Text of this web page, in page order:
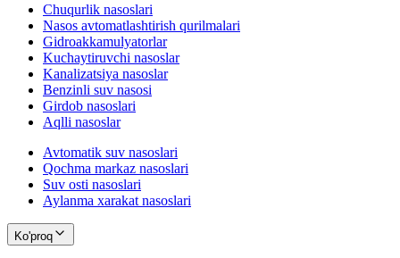
Chuqurlik nasoslari
Nasos avtomatlashtirish qurilmalari
Gidroakkamulyatorlar
Kuchaytiruvchi nasoslar
Kanalizatsiya nasoslar
Benzinli suv nasosi
Girdob nasoslari
Aqlli nasoslar
Avtomatik suv nasoslari
Qochma markaz nasoslari
Suv osti nasoslari
Aylanma xarakat nasoslari
Ko'proq